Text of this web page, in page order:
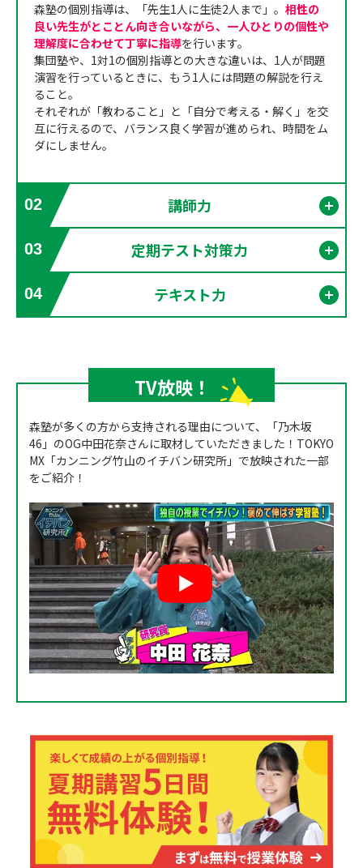
森塾の個別指導は、「先生1人に生徒2人まで」。 相性の
良い先生がとことん向き合いながら、一人ひとりの個性や
理解度に合わせて丁寧に指導を行います。
集団塾や、1対1の個別指導との大きな違いは、1人が問題
演習を行っているときに、もう1人には問題の解説を行え
ること。
それぞれが「教わること」と「自分で考える・解く」を交
互に行えるので、バランス良く学習が進められ、時間をム
ダにしません。
02 講師力
03 定期テスト対策力
04 テキスト力
TV放映！
森塾が多くの方から支持される理由について、「乃木坂
46」のOG中田花奈さんに取材していただきました！TOKYO
MX「カンニング竹山のイチバン研究所」で放映された一部
をご紹介！